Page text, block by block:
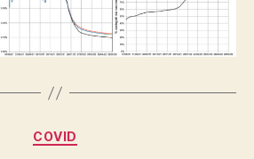
Categorie
COVID